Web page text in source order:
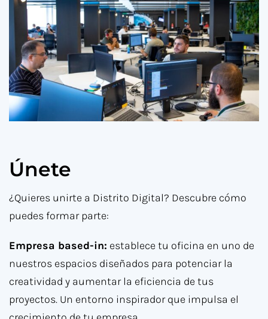
Únete
¿Quieres unirte a Distrito Digital? Descubre cómo
puedes formar parte:
Empresa based-in: establece tu oficina en uno de
nuestros espacios diseñados para potenciar la
creatividad y aumentar la eficiencia de tus
proyectos. Un entorno inspirador que impulsa el